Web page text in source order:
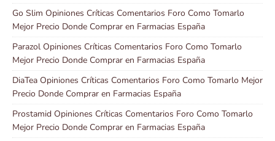
Go Slim Opiniones Críticas Comentarios Foro Como Tomarlo
Mejor Precio Donde Comprar en Farmacias España
Parazol Opiniones Críticas Comentarios Foro Como Tomarlo
Mejor Precio Donde Comprar en Farmacias España
DiaTea Opiniones Críticas Comentarios Foro Como Tomarlo Mejor
Precio Donde Comprar en Farmacias España
Prostamid Opiniones Críticas Comentarios Foro Como Tomarlo
Mejor Precio Donde Comprar en Farmacias España